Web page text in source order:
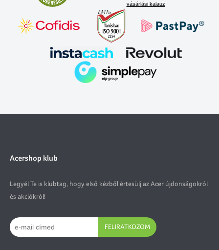
vásárlási kalauz
Acershop klub
Legyél Te is klubtag, hogy első kézből értesülj az Acer újdonságokról
és akciókról!
FELIRATKOZOM